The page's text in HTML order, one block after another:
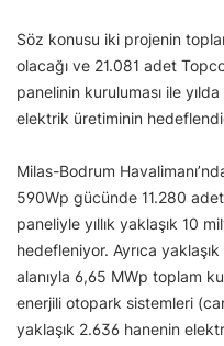
Söz konusu iki projenin
olacağı ve 21.081 adet
panelinin kuruluması ile
elektrik üretiminin
Milas-Bodrum
590Wp gücünde 11.280
paneliyle yıllık yaklaşık 10
hedefleniyor. Ayrıca
alanıyla 6,65 MWp toplam
enerjili otopark sistemleri
yaklaşık 2.636 hanenin